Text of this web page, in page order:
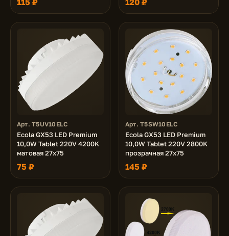
матовая 27x75
115 ₽
матовая 27x75
120 ₽
Арт. T5UV10ELC
Ecola GX53 LED Premium
10,0W Tablet 220V 4200K
матовая 27x75
75 ₽
Арт. T5SW10ELC
Ecola GX53 LED Premium
10,0W Tablet 220V 2800K
прозрачная 27x75
145 ₽